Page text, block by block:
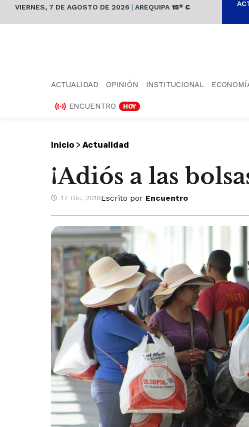
VIERNES, 7 DE AGOSTO DE 2026 | AREQUIPA 15° C
ACTUALIDAD OPINIÓN INSTITUCIONAL
ENCUENTRO HOY
Inicio > Actualidad
¡Adiós a las
17 Dic, 2018Escrito por Encuentro